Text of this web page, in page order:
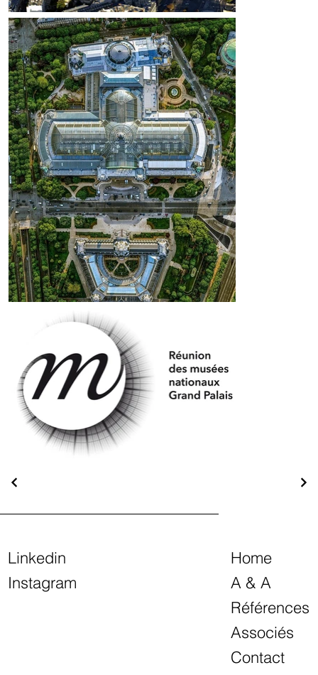
Home
A & A
Références
Associés
Contact
Linkedin
Instagram